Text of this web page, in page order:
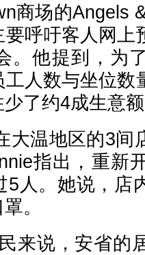
商场的Angels
呼吁客人网上
。他提到，为
人数与坐位数
了约4成生意
大温地区的3间
指出，重新
5人。她说，店
。
来说，安省的